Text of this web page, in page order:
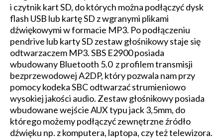
i czytnik kart SD, do których można podłączyć dysk
flash USB lub kartę SD z wgranymi plikami
dźwiękowymi w formacie MP3. Po podłączeniu
pendrive lub karty SD zestaw głośnikowy staje się
odtwarzaczem MP3. SBS E2900 posiada
wbudowany Bluetooth 5.0 z profilem transmisji
bezprzewodowej A2DP, który pozwala nam przy
pomocy kodeka SBC odtwarzać strumieniowo
wysokiej jakości audio. Zestaw głośnikowy posiada
wbudowane wejście AUX typu jack 3,5mm, do
którego możemy podłączyć zewnętrzne źródło
dźwięku np. z komputera, laptopa, czy też telewizora.